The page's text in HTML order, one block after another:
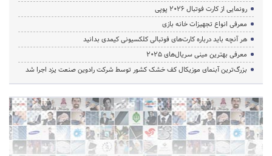
رونمایی از کارت فوتبال ۲۰۲۶ پوپی
معرفی انواع تجهیزات خانه بازی
هر آنچه باید درباره کارت‌های فوتبالی کلکسیونی کیمدی بدانید
معرفی بهترین مینی سریال‌های 2025
بزرگ‌ترین آبنمای موزیکال کف خشک کشور توسط شرکت رادوین صنعت یزد اجرا شد